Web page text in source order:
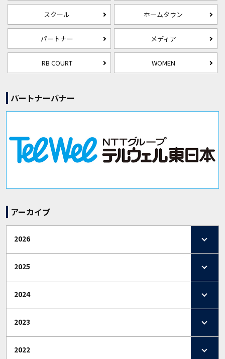
スクール ホームタウン
パートナー メディア
RB COURT WOMEN
パートナーバナー
アーカイブ
2026
2025
2024
2023
2022